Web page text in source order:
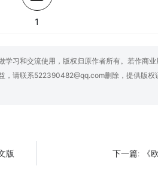
1
学习和交流使用，版权归原作者所有。若作商
请联系522390482@qq.com删除，提供版权
版 下一篇: 《